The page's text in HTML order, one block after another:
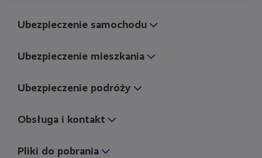
Ubezpieczenie samochodu
Ubezpieczenie mieszkania
Ubezpieczenie podróży
Obsługa i kontakt
Pliki do pobrania